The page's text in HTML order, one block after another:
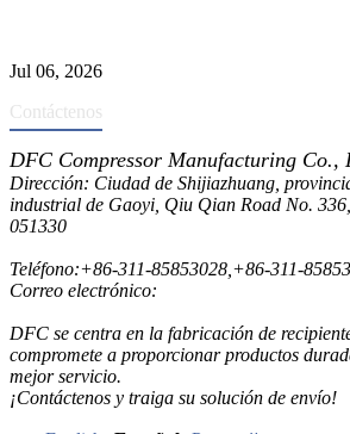
Jul 06, 2026
Contáctenos
DFC Compressor Manufacturing Co.,
Dirección: Ciudad de Shijiazhuang,
industrial de Gaoyi, Qiu Qian Road No.
051330
Teléfono:+86-311-85853028 +86-311-
Correo electrónico:
DFC se centra en la fabricación de
compromete a proporcionar productos
mejor servicio.
¡Contáctenos y traiga su solución de envío!